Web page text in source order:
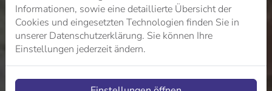
Informationen, sowie eine detaillierte Übersicht der
Cookies und eingesetzten Technologien finden Sie in
unserer Datenschutzerklärung. Sie können Ihre
Einstellungen jederzeit ändern.